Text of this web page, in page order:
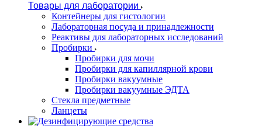
Товары для лаборатории
Контейнеры для гистологии
Лабораторная посуда и принадлежности
Реактивы для лабораторных исследований
Пробирки
Пробирки для мочи
Пробирки для капиллярной крови
Пробирки вакуумные
Пробирки вакуумные ЭДТА
Стекла предметные
Ланцеты